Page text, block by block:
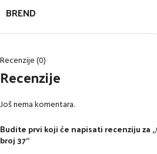
BREND
Recenzije (0)
Recenzije
Još nema komentara.
Budite prvi koji će napisati recenziju za
broj 37“